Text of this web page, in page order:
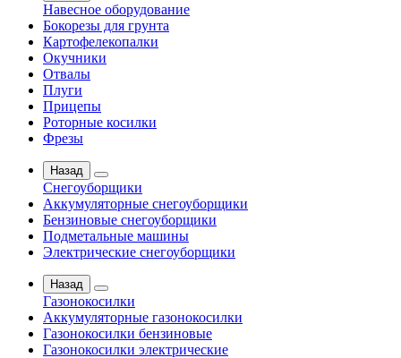
Навесное оборудование
Бокорезы для грунта
Картофелекопалки
Окучники
Отвалы
Плуги
Прицепы
Роторные косилки
Фрезы
Назад
Снегоуборщики
Аккумуляторные снегоуборщики
Бензиновые снегоуборщики
Подметальные машины
Электрические снегоуборщики
Назад
Газонокосилки
Аккумуляторные газонокосилки
Газонокосилки бензиновые
Газонокосилки электрические